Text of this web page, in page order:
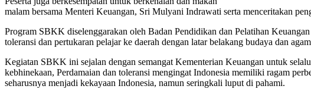
malam bersama Menteri Keuangan, Sri Mulyani Indrawati serta menceritakan
Program SBKK diselenggarakan oleh Badan Pendidikan dan Pelatihan
toleransi dan pertukaran pelajar ke daerah dengan latar belakang budaya dan
Kegiatan SBKK ini sejalan dengan semangat Kementerian Keuangan untuk
kebhinekaan, Perdamaian dan toleransi mengingat Indonesia memiliki ragam
seharusnya menjadi kekayaan Indonesia, namun seringkali luput di pahami.